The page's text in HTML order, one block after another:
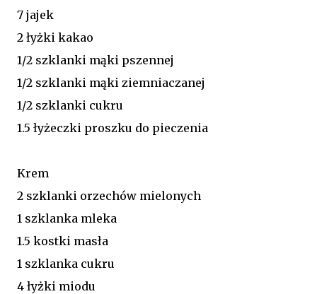
7 jajek
2 łyżki kakao
1/2 szklanki mąki pszennej
1/2 szklanki mąki ziemniaczanej
1/2 szklanki cukru
1.5 łyżeczki proszku do pieczenia
Krem
2 szklanki orzechów mielonych
1 szklanka mleka
1.5 kostki masła
1 szklanka cukru
4 łyżki miodu